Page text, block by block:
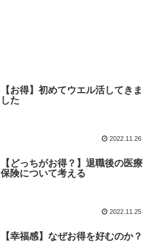
【お得】初めてウエル活してきま
した
2022.11.26
【どっちがお得？】退職後の医療
保険について考える
2022.11.25
【幸福感】なぜお得を好むのか？